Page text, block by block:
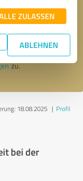
ZULASSEN
ABLEHNEN
* Erforderliche Angaben
zu.
18.08.2025| Profil
bei der